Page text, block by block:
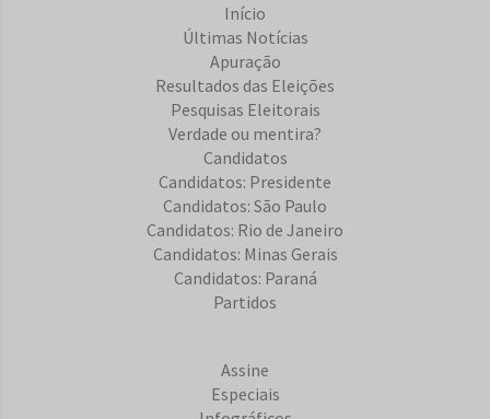
Início
Últimas Notícias
Apuração
Resultados das Eleições
Pesquisas Eleitorais
Verdade ou mentira?
Candidatos
Candidatos: Presidente
Candidatos: São Paulo
Candidatos: Rio de Janeiro
Candidatos: Minas Gerais
Candidatos: Paraná
Partidos
Assine
Especiais